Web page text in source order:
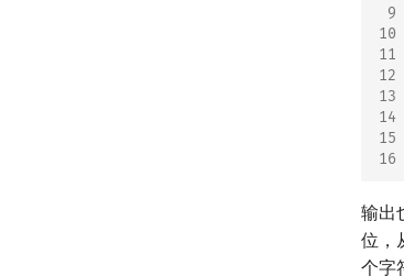
9
10
11
12
13
14
15
16
输出
位，
个字